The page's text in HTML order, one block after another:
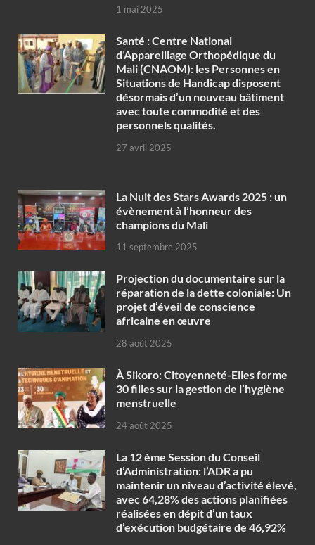
1 mai 2025
Santé : Centre National
d’Appareillage Orthopédique du
Mali (CNAOM): les Personnes en
Situations de Handicap disposent
désormais d’un nouveau bâtiment
avec toute commodité et des
personnels qualités.
27 avril 2025
‎La Nuit des Stars Awards 2025 : un
évènement à l’honneur des
champions du Mali
11 septembre 2025
Projection du documentaire sur la
réparation de la dette coloniale: Un
projet d’éveil de conscience
africaine en œuvre‎
28 août 2025
À Sikoro: Citoyenneté-Elles forme
30 filles sur la gestion de l’hygiène
menstruelle
24 août 2025
La 12 ème Session du Conseil
d’Administration: l’ADR a pu
maintenir un niveau d’activité élevé,
avec 64,28% des actions planifiées
réalisées en dépit d’un taux
d’exécution budgétaire de 46,92%